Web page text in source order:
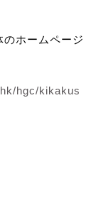
ホームページ
hgc/kikakus